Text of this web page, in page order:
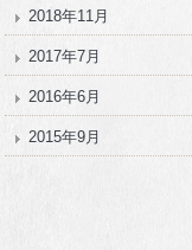
2018年11月
2017年7月
2016年6月
2015年9月